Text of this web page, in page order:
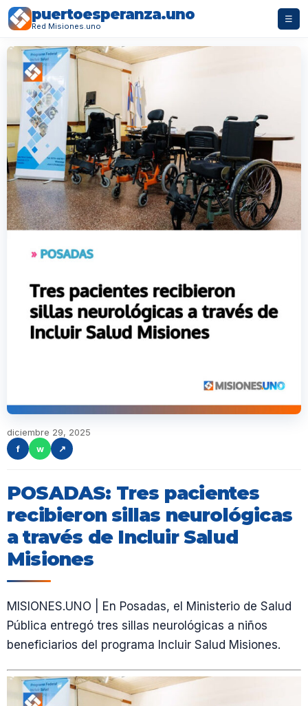
puertoesperanza.uno
Red Misiones.uno
☰
diciembre 29, 2025
f
w ↗
POSADAS: Tres pacientes
recibieron sillas neurológicas
a través de Incluir Salud
Misiones
MISIONES.UNO | En Posadas, el Ministerio de Salud
Pública entregó tres sillas neurológicas a niños
beneficiarios del programa Incluir Salud Misiones.